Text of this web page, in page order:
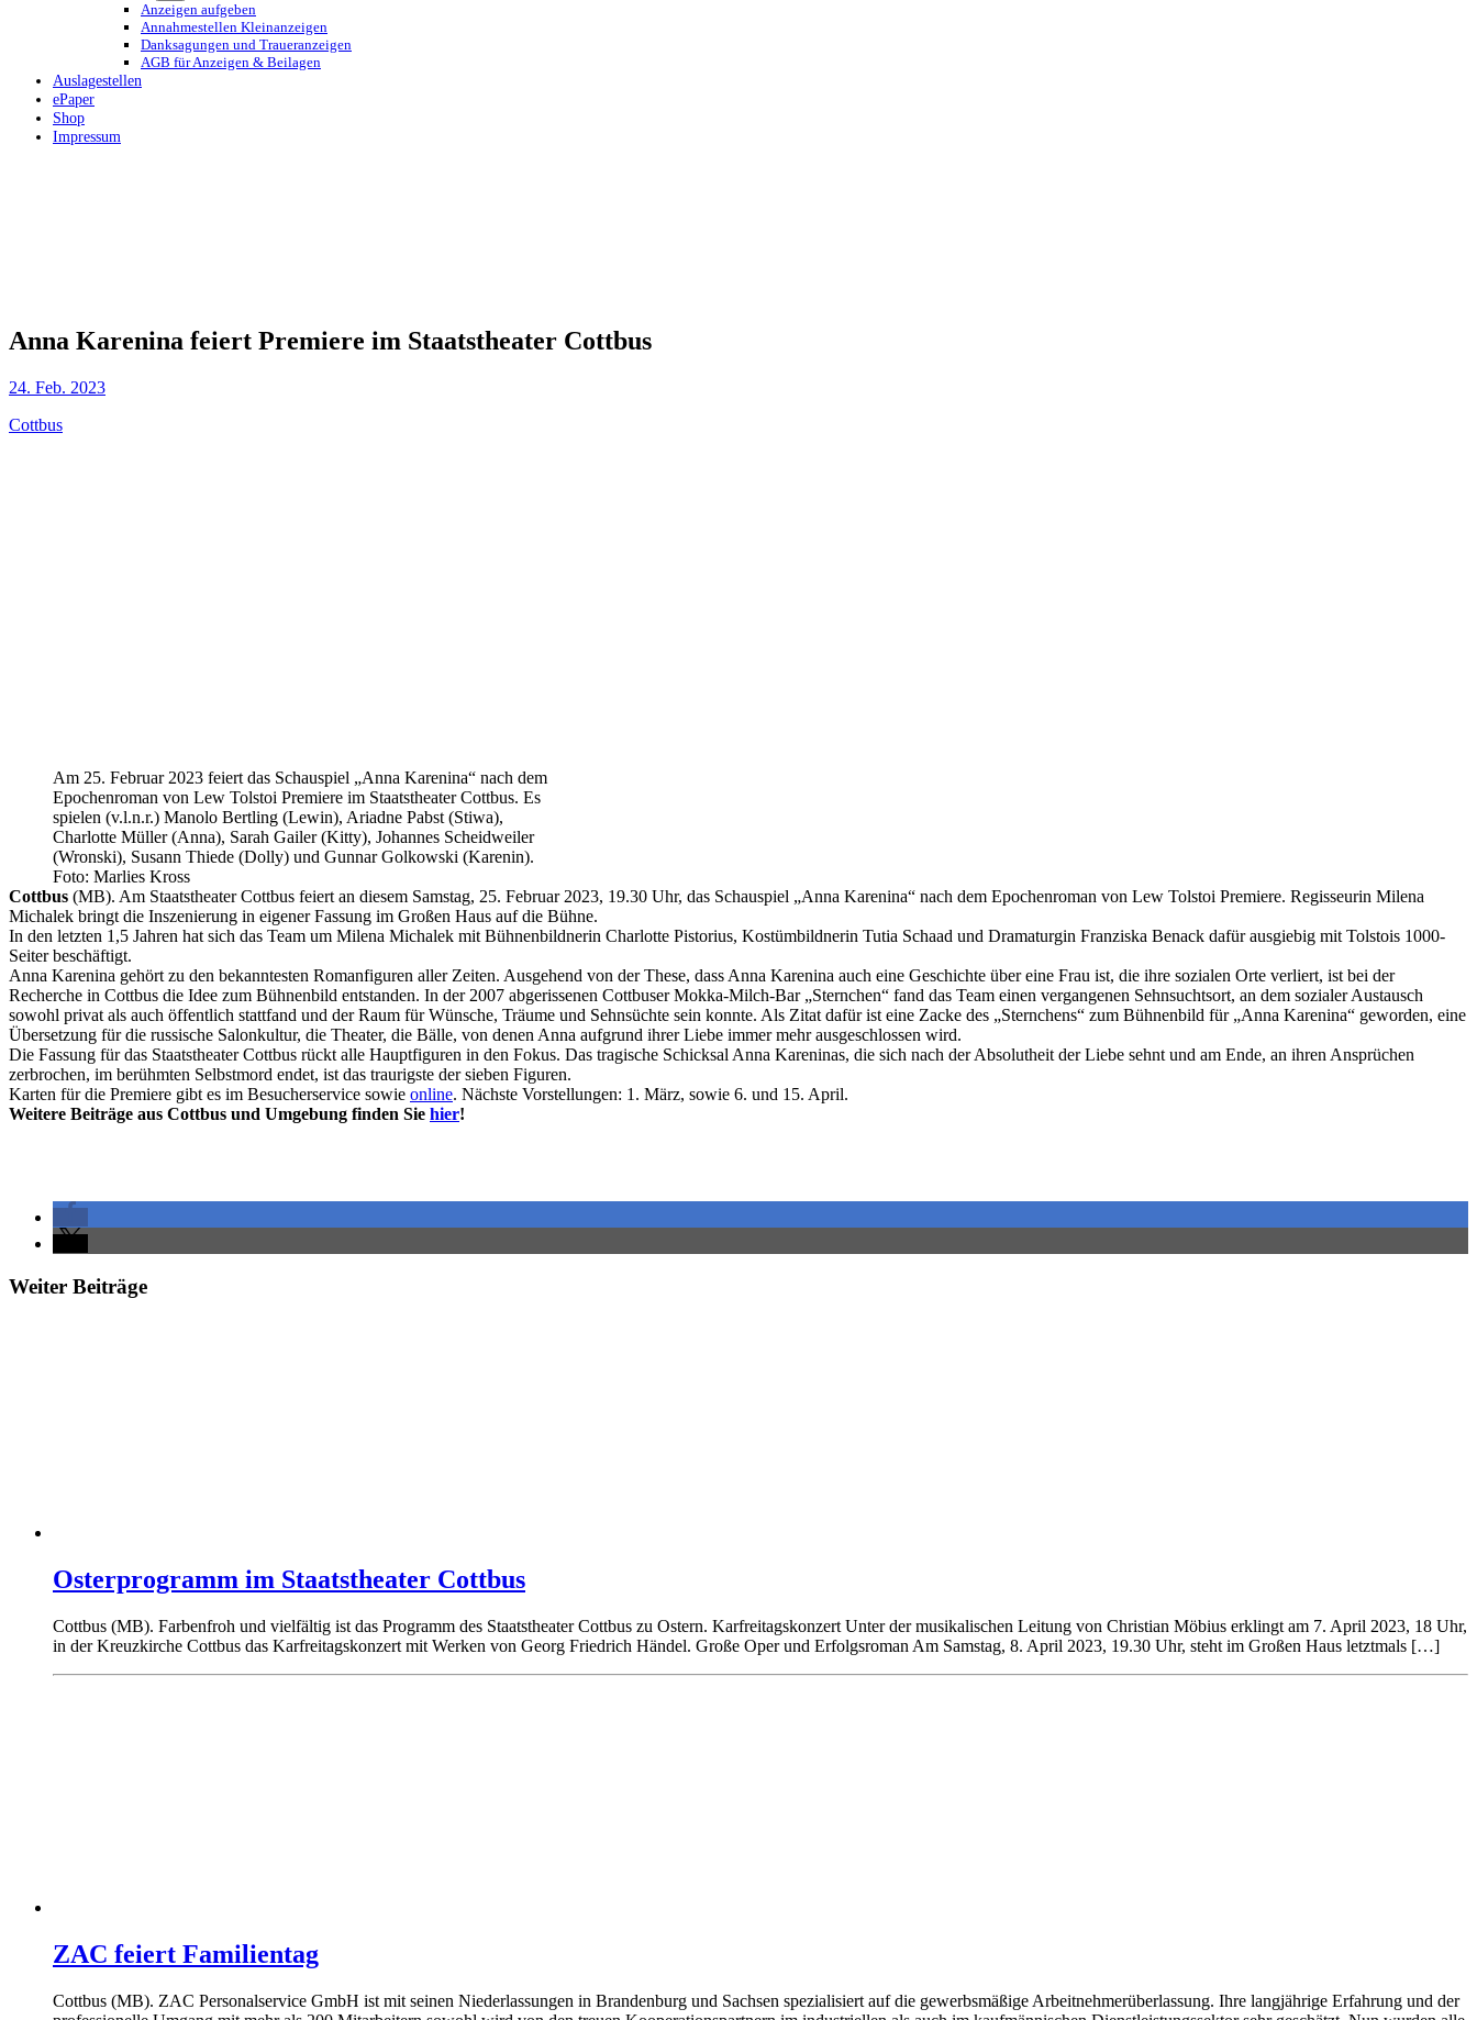
Anzeigen aufgeben
Annahmestellen Kleinanzeigen
Danksagungen und Traueranzeigen
AGB für Anzeigen & Beilagen
Auslagestellen
ePaper
Shop
Impressum
Anna Karenina feiert Premiere im Staatstheater Cottbus
24. Feb. 2023
Cottbus
Am 25. Februar 2023 feiert das Schauspiel „Anna Karenina“ nach dem
Epochenroman von Lew Tolstoi Premiere im Staatstheater Cottbus. Es
spielen (v.l.n.r.) Manolo Bertling (Lewin), Ariadne Pabst (Stiwa),
Charlotte Müller (Anna), Sarah Gailer (Kitty), Johannes Scheidweiler
(Wronski), Susann Thiede (Dolly) und Gunnar Golkowski (Karenin).
Foto: Marlies Kross
Cottbus (MB). Am Staatstheater Cottbus feiert an diesem Samstag, 25. Februar 2023, 19.30 Uhr, das Schauspiel „Anna Karenina“ nach dem Epochenroman von Lew Tolstoi Premiere. Regisseurin Milena
Michalek bringt die Inszenierung in eigener Fassung im Großen Haus auf die Bühne.
In den letzten 1,5 Jahren hat sich das Team um Milena Michalek mit Bühnenbildnerin Charlotte Pistorius, Kostümbildnerin Tutia Schaad und Dramaturgin Franziska Benack dafür ausgiebig mit Tolstois 1000-
Seiter beschäftigt.
Anna Karenina gehört zu den bekanntesten Romanfiguren aller Zeiten. Ausgehend von der These, dass Anna Karenina auch eine Geschichte über eine Frau ist, die ihre sozialen Orte verliert, ist bei der
Recherche in Cottbus die Idee zum Bühnenbild entstanden. In der 2007 abgerissenen Cottbuser Mokka-Milch-Bar „Sternchen“ fand das Team einen vergangenen Sehnsuchtsort, an dem sozialer Austausch
sowohl privat als auch öffentlich stattfand und der Raum für Wünsche, Träume und Sehnsüchte sein konnte. Als Zitat dafür ist eine Zacke des „Sternchens“ zum Bühnenbild für „Anna Karenina“ geworden, eine
Übersetzung für die russische Salonkultur, die Theater, die Bälle, von denen Anna aufgrund ihrer Liebe immer mehr ausgeschlossen wird.
Die Fassung für das Staatstheater Cottbus rückt alle Hauptfiguren in den Fokus. Das tragische Schicksal Anna Kareninas, die sich nach der Absolutheit der Liebe sehnt und am Ende, an ihren Ansprüchen
zerbrochen, im berühmten Selbstmord endet, ist das traurigste der sieben Figuren.
Karten für die Premiere gibt es im Besucherservice sowie online. Nächste Vorstellungen: 1. März, sowie 6. und 15. April.
Weitere Beiträge aus Cottbus und Umgebung finden Sie hier!
Weiter Beiträge
Osterprogramm im Staatstheater Cottbus
Cottbus (MB). Farbenfroh und vielfältig ist das Programm des Staatstheater Cottbus zu Ostern. Karfreitagskonzert Unter der musikalischen Leitung von Christian Möbius erklingt am 7. April 2023, 18 Uhr,
in der Kreuzkirche Cottbus das Karfreitagskonzert mit Werken von Georg Friedrich Händel. Große Oper und Erfolgsroman Am Samstag, 8. April 2023, 19.30 Uhr, steht im Großen Haus letztmals […]
ZAC feiert Familientag
Cottbus (MB). ZAC Personalservice GmbH ist mit seinen Niederlassungen in Brandenburg und Sachsen spezialisiert auf die gewerbsmäßige Arbeitnehmerüberlassung. Ihre langjährige Erfahrung und der